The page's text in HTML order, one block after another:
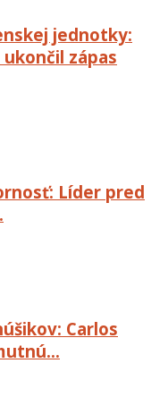
jednotky:
zápas
Líder pred
Carlos